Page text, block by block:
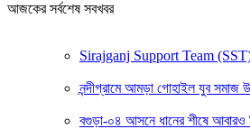
আজকের সর্বশেষ সবখবর
Sirajganj Support Team (SST)-
নন্দীগ্রামে আমড়া গোহাইল যুব সমাজ
বগুড়া-০৪ আসনে ধানের শীষে আবারও